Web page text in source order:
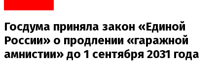
Госдума приняла закон «Единой
России» о продлении «гаражной
амнистии» до 1 сентября 2031 года